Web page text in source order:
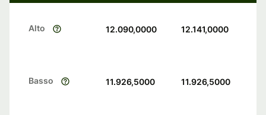
Alto 12.090,0000 12.141,0000
Basso 11.926,5000 11.926,5000